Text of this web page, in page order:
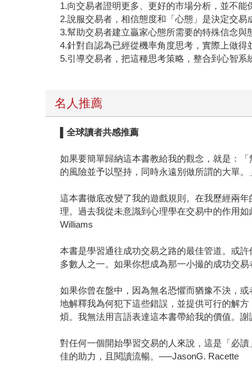
1.向交易者證明更多、更好的市場分析，並不能
2.說服交易者，相信態度和「心態」是決定交易
3.幫助交易者建立贏家心態所需要的特殊信念與
4.針對自認為已經從機率角度思考，實際上做得
5.引導交易者，把這種思考策略，整合到心智系
名人推薦
▌全球讀者共感推薦
如果要簡單歸納這本書教給我的觀念，就是：
的風險並予以堅持，同時永遠別做所謂的大單
這本書徹底改變了我的遊戲規則。在我歷經兩
理。過去我從未意識到心理學在交易中的作用
Williams
本書是學習通往成功交易之路的最佳管道。或
多數人之一。如果你想成為那一小撮的成功交
如果你曾在盤中，因為無名恐懼而猶豫不決，
地解釋我為何犯下這些錯誤，並提供可行的解
煩。我無法用言語表達這本書帶給我的價值。
對任何一個開始學習交易的人來說，這是「必
佳的助力，且閱讀流暢。──JasonG. Racette